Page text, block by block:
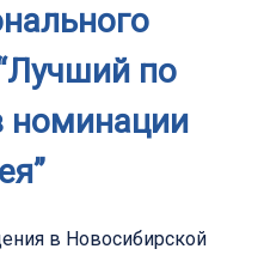
по
номинации
в Новосибирской